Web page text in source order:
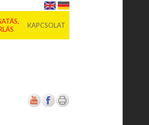
KAPCSOLAT